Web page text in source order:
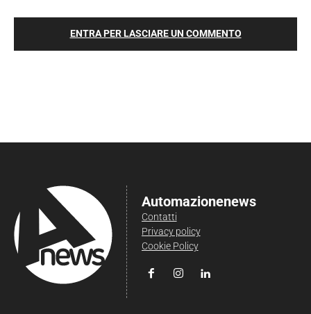
ENTRA PER LASCIARE UN COMMENTO
Automazionenews
Contatti
Privacy policy
Cookie Policy